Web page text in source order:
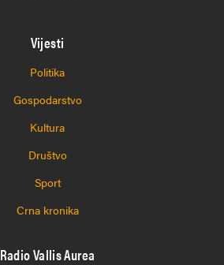
Vijesti
Politika
Gospodarstvo
Kultura
Društvo
Sport
Crna kronika
Radio Vallis Aurea